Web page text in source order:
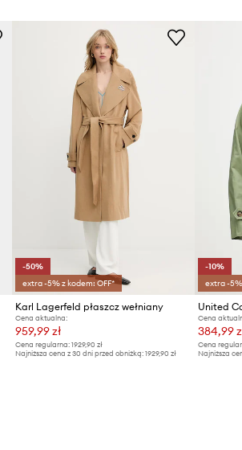
wytrzymałe i
jest to potrzebne.
klapkę
Kolor
-50%
extra -5% z kodem: OFF*
Karl Lagerfeld płaszcz wełniany
Cena aktualna:
959,99 zł
Cena regularna: 1929,90 zł
Najniższa cena z 30 dni przed obniżką: 1929,90 zł
-10%
extra -
Cena
384,99
Cena
Najniższa